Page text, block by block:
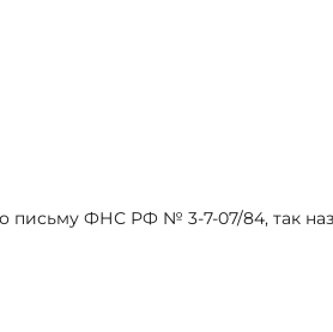
ФНС РФ № 3-7-07/84, так